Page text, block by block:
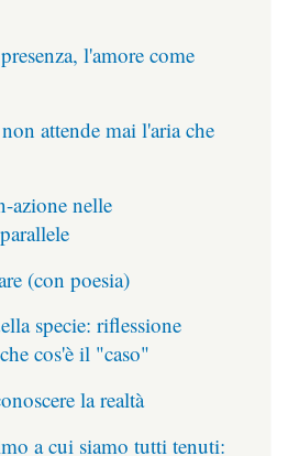
l'amore come
attende mai l'aria che
azione nelle
(con poesia)
specie: riflessione
cos'è il "caso"
la realtà
a cui siamo tutti tenuti: